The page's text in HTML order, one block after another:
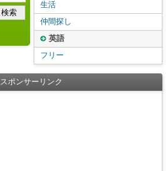
生活
仲間探し
英語
フリー
スポンサーリンク